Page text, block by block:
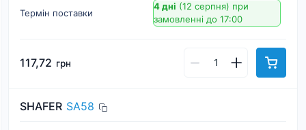
Термін поставки
4 дні (12 серпня) при
замовленні до 17:00
117,72 грн
SHAFER SA58